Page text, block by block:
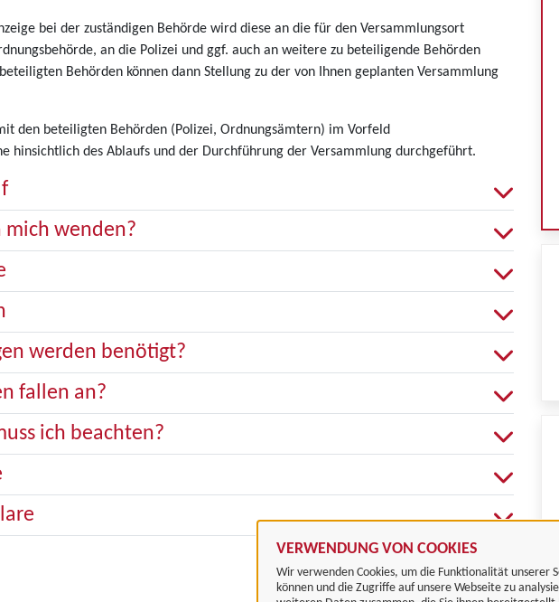
VERWENDUNG VON COOKIES
Wir verwenden Cookies, um die Funktionalität
können und die Zugriffe auf unsere Webseite zu
bei der zuständigen Behörde wird diese an die für den Versammlungsort
an die Polizei und ggf. auch an weitere zu beteiligende Behörden
Behörden können dann Stellung zu der von Ihnen geplanten Versammlung
den beteiligten Behörden (Polizei, Ordnungsämtern) im Vorfeld
hinsichtlich des Ablaufs und der Durchführung der Versammlung durchgeführt.
mich wenden?
werden benötigt?
fallen an?
ich beachten?